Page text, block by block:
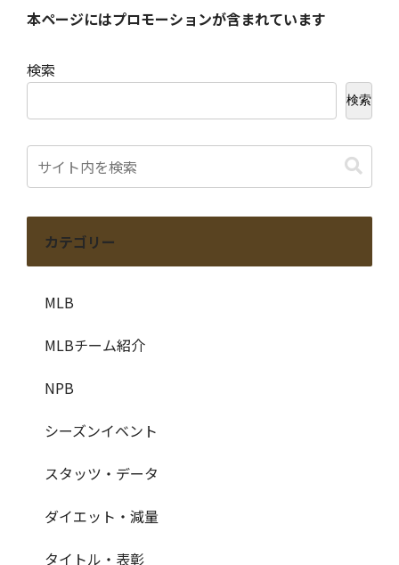
本ページにはプロモーションが含まれています
検索
検索
カテゴリー
MLB
MLBチーム紹介
NPB
シーズンイベント
スタッツ・データ
ダイエット・減量
タイトル・表彰